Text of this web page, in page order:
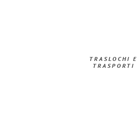
TRASLOCHI E
TRASPORTI​